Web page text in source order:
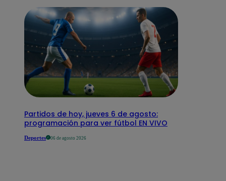
Partidos de hoy, jueves 6 de agosto:
programación para ver fútbol EN VIVO
Deportes 06 de agosto 2026